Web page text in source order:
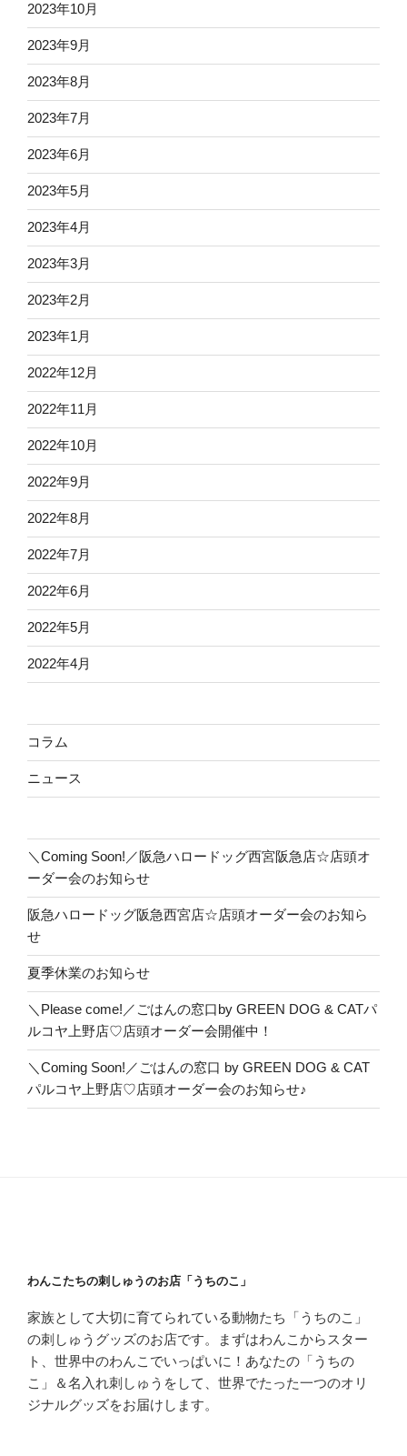
2023年10月
2023年9月
2023年8月
2023年7月
2023年6月
2023年5月
2023年4月
2023年3月
2023年2月
2023年1月
2022年12月
2022年11月
2022年10月
2022年9月
2022年8月
2022年7月
2022年6月
2022年5月
2022年4月
コラム
ニュース
＼Coming Soon!／阪急ハロードッグ西宮阪急店☆店頭オ
ーダー会のお知らせ
阪急ハロードッグ阪急西宮店☆店頭オーダー会のお知ら
せ
夏季休業のお知らせ
＼Please come!／ごはんの窓口by GREEN DOG & CATパ
ルコヤ上野店♡店頭オーダー会開催中！
＼Coming Soon!／ごはんの窓口 by GREEN DOG & CAT
パルコヤ上野店♡店頭オーダー会のお知らせ♪
わんこたちの刺しゅうのお店「うちのこ」
家族として大切に育てられている動物たち「うちのこ」
の刺しゅうグッズのお店です。まずはわんこからスター
ト、世界中のわんこでいっぱいに！あなたの「うちの
こ」＆名入れ刺しゅうをして、世界でたった一つのオリ
ジナルグッズをお届けします。